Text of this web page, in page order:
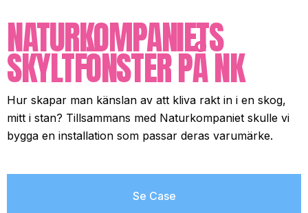
NATURKOMPANIETS
SKYLTFÖNSTER PÅ NK
Hur skapar man känslan av att kliva rakt in i en skog,
mitt i stan? Tillsammans med Naturkompaniet skulle vi
bygga en installation som passar deras varumärke.
Se Case